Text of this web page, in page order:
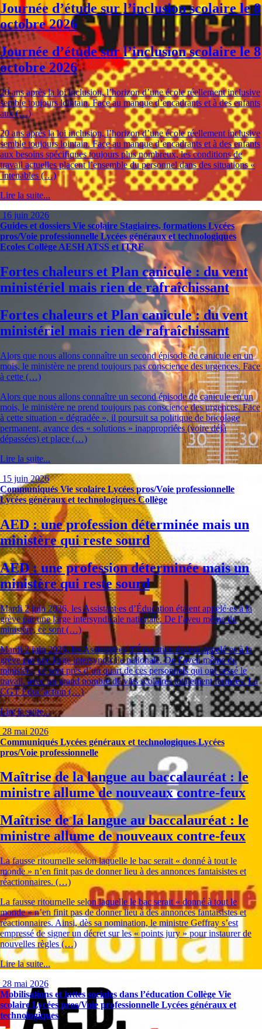
Journée d’étude sur l’inclusion scolaire le 8
octobre 2026
Journée d’étude sur l’inclusion scolaire le 8
octobre 2026
20 ans après la loi inclusion, l’horizon d’une école réellement inclusive
semble toujours lointain. Face au manque d’encadrants et à des enfants
aux (…)
20 ans après la loi inclusion, l’horizon d’une école réellement inclusive
semble toujours lointain. Face au manque d’encadrants et à des enfants
aux besoins spécifiques toujours plus nombreux, les conditions de
travail actuelles placent l’ensemble du personnel dans des situations «
intenables (…)
Lire la suite...
16 juin 2026
Guides et dossiers Vie scolaire Stagiaires, formations Lycées
pros/Voie professionnelle Lycées généraux et technologiques
Ecoles Collège AESH ATSS et ITRF
Fortes chaleurs et Plan canicule : du vent
ministériel mais rien de rafraîchissant
Fortes chaleurs et Plan canicule : du vent
ministériel mais rien de rafraîchissant
Alors que nous allons connaître un second épisode de canicule en un
mois, le ministère ne prend toujours pas conscience des urgences. Face
à cette (…)
Alors que nous allons connaître un second épisode de canicule en un
mois, le ministère ne prend toujours pas conscience des urgences. Face
à cette situation « dégradée », il poursuit sa politique de bricolage
permanent, avance des « solutions » inappropriées (voire déjà
dépassées) et place (…)
Lire la suite...
15 juin 2026
CommuniquésVie scolaireLycées pros/Voie professionnelle
Lycées généraux et technologiquesCollège
AED : une profession déterminée mais un
ministère qui reste sourd
AED : une profession déterminée mais un
ministère qui reste sourd
Mardi 2 juin 2026, les Assistant∙es d’Éducation étaient appelé·es à la
grève par une large intersyndicale nationale. De l’aveu même du
ministère, ce sont (…)
Mardi 2 juin 2026, les Assistant∙es d’Éducation étaient appelé·es à la
grève par une large intersyndicale nationale. De l’aveu même du
ministère, ce sont près d’un quart de ces personnels qui ont cessé le
travail, avec un grand nombre de vies scolaires totalement fermées. La
CGT Éduc’action (…)
Lire la suite...
28 mai 2026
Communiqués Lycées généraux et technologiquesLycées
pros/Voie professionnelle
Maîtrise de la langue au baccalauréat : le
ministre allume de nouveaux contre-feux
Maîtrise de la langue au baccalauréat : le
ministre allume de nouveaux contre-feux
La fausse ritournelle selon laquelle le bac serait « donné à tout le
monde » n’en finit pas de donner lieu à des annonces fantaisistes et
réactionnaires. (…)
La fausse ritournelle selon laquelle le bac serait « donné à tout le
monde » n’en finit pas de donner lieu à des annonces fantaisistes et
réactionnaires. Ainsi, dès sa nomination, le ministre Geffray s’est
empressé de signer un décret sur les « points jury » pour instaurer de
nouvelles règles (…)
Lire la suite...
28 mai 2026
Mobilisations et luttes sociales dans l’éducation Collège Vie
scolaire Lycées pros/Voie professionnelle Lycées généraux et
technologiques